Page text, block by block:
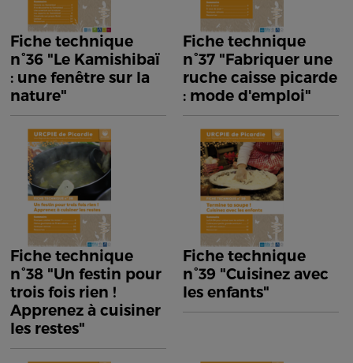
Fiche technique
n°36 "Le Kamishibaï
: une fenêtre sur la
nature"
Fiche technique
n°37 "Fabriquer une
ruche caisse picarde
: mode d'emploi"
Fiche technique
n°38 "Un festin pour
trois fois rien !
Apprenez à cuisiner
les restes"
Fiche technique
n°39 "Cuisinez avec
les enfants"